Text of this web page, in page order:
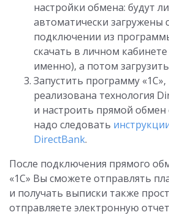
настройки обмена: будут
автоматически загружены
подключении из
скачать в личном
именно), а потом
Запустить программу «1С»,
реализована технология
и настроить прямой обмен
надо следовать
DirectBank.
После подключения прямого
«1С» Вы сможете отправлять
и получать выписки также
отправляете электронную